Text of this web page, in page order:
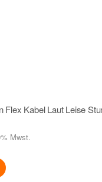
Flex Kabel Laut Leise